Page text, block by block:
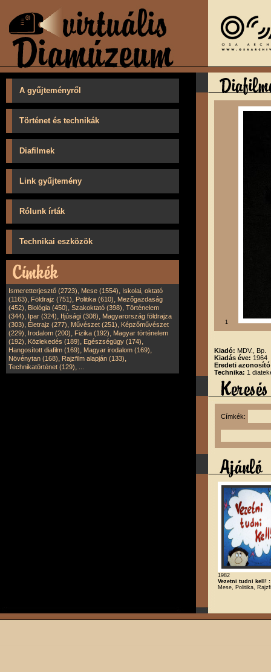
A gyűjteményről
Történet és technikák
Diafilmek
Link gyűjtemény
Rólunk írták
Technikai eszközök
Ismeretterjesztő (2723), Mese (1554), Iskolai, oktató
(1163), Földrajz (751), Politika (610), Mezőgazdaság
(452), Biológia (450), Szakoktató (398), Történelem
(344), Ipar (324), Ifjúsági (308), Magyarország földrajza
(303), Életrajz (277), Művészet (251), Képzőművészet
(229), Irodalom (200), Fizika (192), Magyar történelem
(192), Közlekedés (189), Egészségügy (174),
Hangosított diafilm (169), Magyar irodalom (169),
Növénytan (168), Rajzfilm alapján (133),
Technikatörténet (129),
1
Kiadó: MDV., Bp.
Kiadás éve: 1964
Eredeti
Technika: 1
Címkék:
1982
Vezetni tudni kell!
Mese, Politika,